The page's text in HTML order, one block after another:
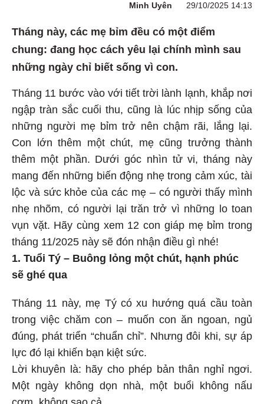
Minh Uyên 29/10/2025 14:13
Tháng này, các mẹ bỉm đều có một điểm
chung: đang học cách yêu lại chính mình sau
những ngày chỉ biết sống vì con.
Tháng 11 bước vào với tiết trời lành lạnh, khắp nơi
ngập tràn sắc cuối thu, cũng là lúc nhịp sống của
những người mẹ bỉm trở nên chậm rãi, lắng lại.
Con lớn thêm một chút, mẹ cũng trưởng thành
thêm một phần. Dưới góc nhìn tử vi, tháng này
mang đến những biến động nhẹ trong cảm xúc, tài
lộc và sức khỏe của các mẹ – có người thấy mình
nhẹ nhõm, có người lại trăn trở vì những lo toan
vụn vặt. Hãy cùng xem 12 con giáp mẹ bỉm trong
tháng 11/2025 này sẽ đón nhận điều gì nhé!
1. Tuổi Tý – Buông lỏng một chút, hạnh phúc
sẽ ghé qua
Tháng 11 này, mẹ Tý có xu hướng quá cầu toàn
trong việc chăm con – muốn con ăn ngoan, ngủ
đúng, phát triển “chuẩn chỉ”. Nhưng đôi khi, sự áp
lực đó lại khiến bạn kiệt sức.
Lời khuyên là: hãy cho phép bản thân nghỉ ngơi.
Một ngày không dọn nhà, một buổi không nấu